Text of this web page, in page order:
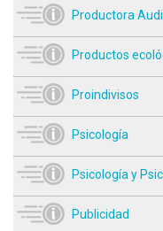
Productora
Productos
Proindivisos
Psicología
Psicología y
Publicidad